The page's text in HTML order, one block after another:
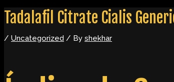
Tadalafil Citrate Cialis
/ Uncategorized / By shekhar